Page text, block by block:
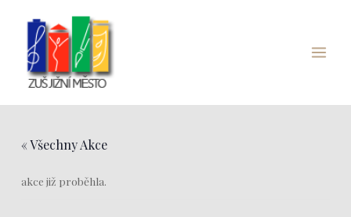
Menu
« Všechny Akce
akce již proběhla.